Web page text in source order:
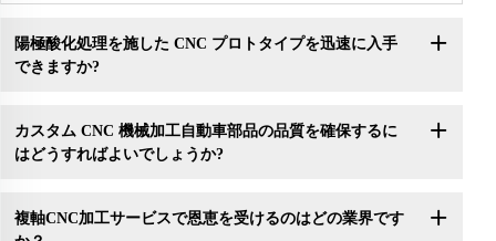
陽極酸化処理を施した CNC プロトタイプを迅速に入手
できますか?
カスタム CNC 機械加工自動車部品の品質を確保するに
はどうすればよいでしょうか?
複軸CNC加工サービスで恩恵を受けるのはどの業界です